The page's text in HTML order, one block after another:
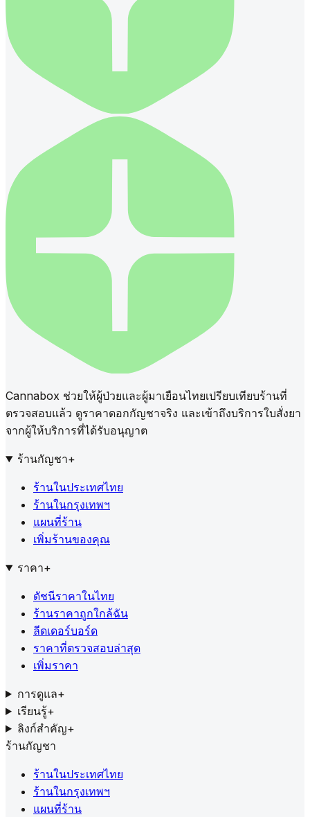
Cannabox ช่วยให้ผู้ป่วยและผู้มาเยือนไทยเปรียบเทียบร้านที่
ตรวจสอบแล้ว ดูราคาดอกกัญชาจริง และเข้าถึงบริการใบสั่งยา
จากผู้ให้บริการที่ได้รับอนุญาต
ร้านกัญชา+
ร้านในประเทศไทย
ร้านในกรุงเทพฯ
แผนที่ร้าน
เพิ่มร้านของคุณ
ราคา+
ดัชนีราคาในไทย
ร้านราคาถูกใกล้ฉัน
ลีดเดอร์บอร์ด
ราคาที่ตรวจสอบล่าสุด
เพิ่มราคา
การดูแล+
เรียนรู้+
ลิงก์สำคัญ+
ร้านกัญชา
ร้านในประเทศไทย
ร้านในกรุงเทพฯ
แผนที่ร้าน